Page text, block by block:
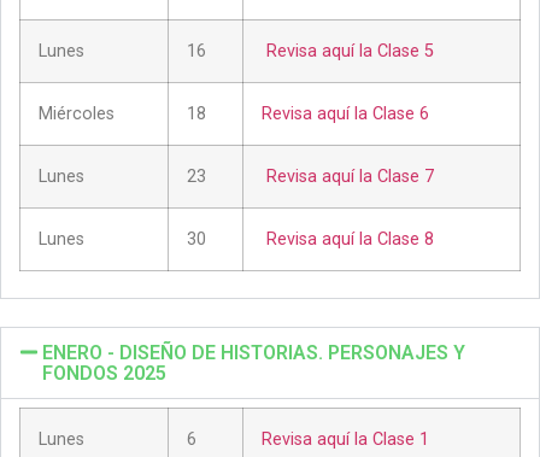
Lunes 16 Revisa aquí la Clase 5
Miércoles 18 Revisa aquí la Clase 6
Lunes 23 Revisa aquí la Clase 7
Lunes 30 Revisa aquí la Clase 8
ENERO - DISEÑO DE HISTORIAS. PERSONAJES Y
FONDOS 2025
Lunes 6 Revisa aquí la Clase 1